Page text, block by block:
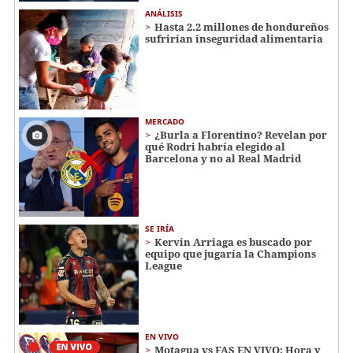
ANÁLISIS
Hasta 2.2 millones de hondureños
sufrirían inseguridad alimentaria
MERCADO
¿Burla a Florentino? Revelan por
qué Rodri habría elegido al
Barcelona y no al Real Madrid
SE IRÍA
Kervin Arriaga es buscado por
equipo que jugaría la Champions
League
EN VIVO
Motagua vs FAS EN VIVO: Hora y